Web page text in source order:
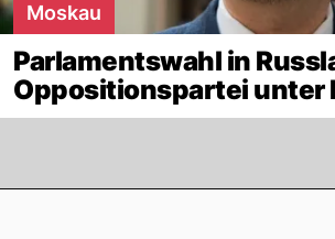
Moskau
Parlamentswahl in
Oppositionspartei unter